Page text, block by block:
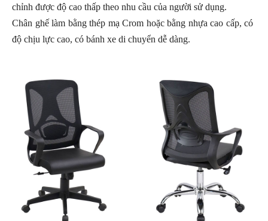
chỉnh được độ cao thấp theo nhu cầu của người sử dụng.
Chân ghế làm bằng thép mạ Crom hoặc bằng nhựa cao cấp, có
độ chịu lực cao, có bánh xe di chuyển dễ dàng.